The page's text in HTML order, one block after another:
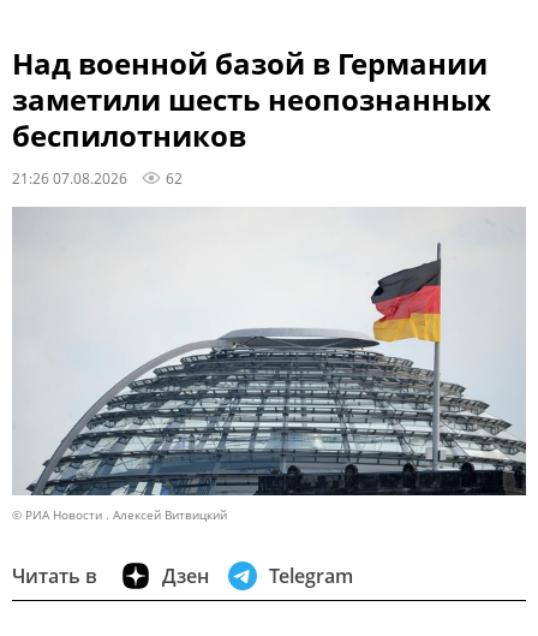
Над военной базой в Германии
заметили шесть неопознанных
беспилотников
21:26 07.08.2026 62
© РИА Новости . Алексей Витвицкий
Читать в Дзен Telegram